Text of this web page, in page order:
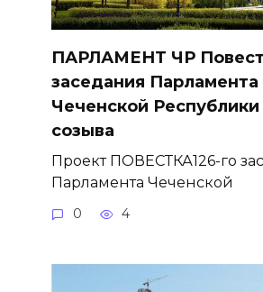
ПАРЛАМЕНТ ЧР
заседания Парламента
Чеченской Республики
созыва
Проект ПОВЕСТКА126-го
Парламента Чеченской
0 4